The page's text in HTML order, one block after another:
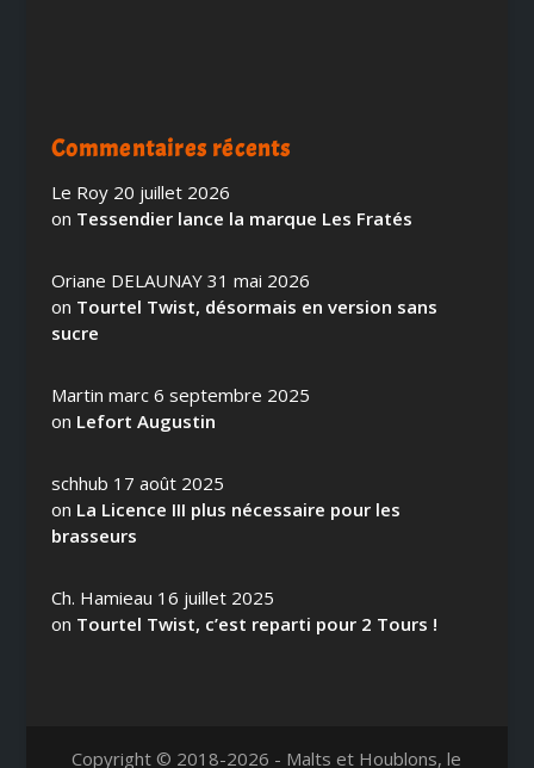
Commentaires récents
Le Roy 20 juillet 2026
on Tessendier lance la marque Les Fratés
Oriane DELAUNAY 31 mai 2026
on Tourtel Twist, désormais en version sans
sucre
Martin marc 6 septembre 2025
on Lefort Augustin
schhub 17 août 2025
on La Licence III plus nécessaire pour les
brasseurs
Ch. Hamieau 16 juillet 2025
on Tourtel Twist, c’est reparti pour 2 Tours !
Copyright © 2018-2026 - Malts et Houblons, le